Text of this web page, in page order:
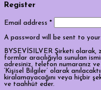
Register
Email address *
A password will be sent to
BYSEVİSILVER Şirketi
formlar aracılığıyla sunulan
adresiniz, telefon numaranız
‘Kişisel Bilgiler’ olarak
kiralamayacağını veya hiçbir
ve taahhüt eder.